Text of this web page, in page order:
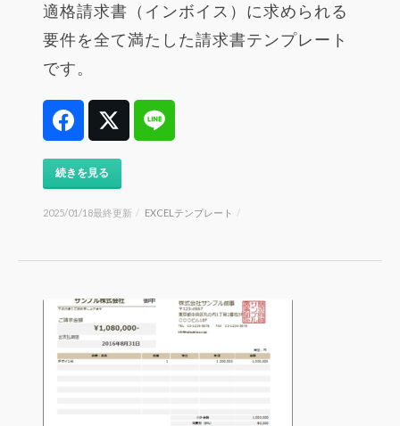
適格請求書（インボイス）に求められる
要件を全て満たした請求書テンプレート
です。
FacebookTwitter
続きを見る
2025/01/18最終更新 / EXCELテンプレート /